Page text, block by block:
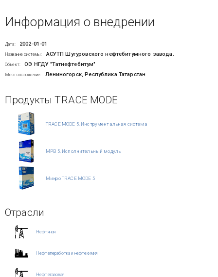
Информация о внедрении
Дата: 2002-01-01
Название системы: АСУТП Шугуровского нефтебитумного завода.
Объект: ОЭ НГДУ "Татнефтебитум"
Местоположение: Лениногорск, Республика Татарстан
Продукты TRACE MODE
TRACE MODE 5. Инструментальная система
МРВ 5. Исполнительный модуль
Микро TRACE MODE 5
Отрасли
Нефтяная
Нефтепеработка и нефтехимия
Нефтегазовая